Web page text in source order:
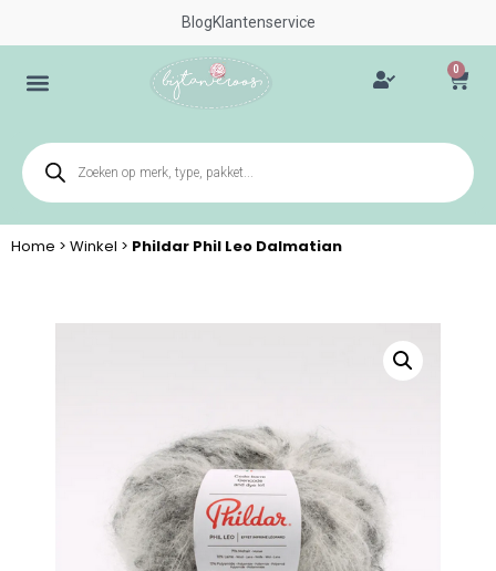
BlogKlantenservice
0
Home > Winkel > Phildar Phil Leo Dalmatian